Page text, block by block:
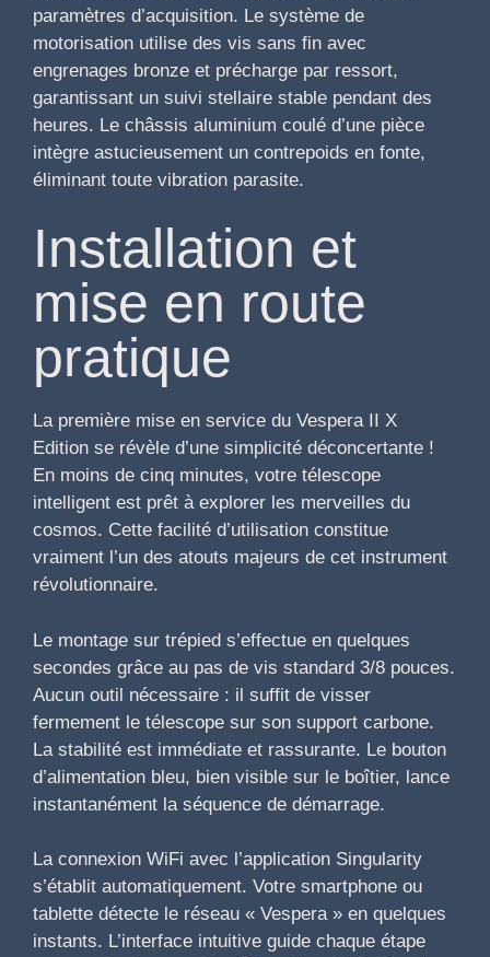
paramètres d’acquisition. Le système de
motorisation utilise des vis sans fin avec
engrenages bronze et précharge par ressort,
garantissant un suivi stellaire stable pendant des
heures. Le châssis aluminium coulé d’une pièce
intègre astucieusement un contrepoids en fonte,
éliminant toute vibration parasite.
Installation et
mise en route
pratique
La première mise en service du Vespera II X
Edition se révèle d’une simplicité déconcertante !
En moins de cinq minutes, votre télescope
intelligent est prêt à explorer les merveilles du
cosmos. Cette facilité d’utilisation constitue
vraiment l’un des atouts majeurs de cet instrument
révolutionnaire.
Le montage sur trépied s’effectue en quelques
secondes grâce au pas de vis standard 3/8 pouces.
Aucun outil nécessaire : il suffit de visser
fermement le télescope sur son support carbone.
La stabilité est immédiate et rassurante. Le bouton
d’alimentation bleu, bien visible sur le boîtier, lance
instantanément la séquence de démarrage.
La connexion WiFi avec l’application Singularity
s’établit automatiquement. Votre smartphone ou
tablette détecte le réseau « Vespera » en quelques
instants. L’interface intuitive guide chaque étape